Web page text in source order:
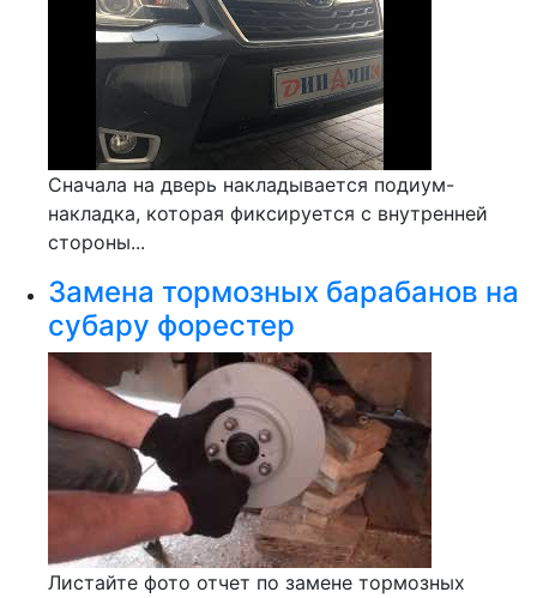
Сначала на дверь накладывается подиум-
накладка, которая фиксируется с внутренней
стороны...
Замена тормозных барабанов на
субару форестер
Листайте фото отчет по замене тормозных